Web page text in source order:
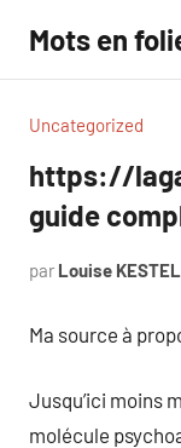
contenu
Mots en
Uncategorized
https://
guide
par Louise KESTEL
Ma source à
Jusqu’ici moins
molécule